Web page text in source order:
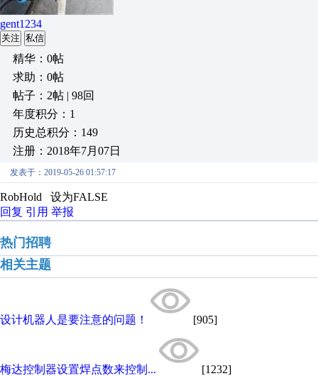
gent1234
关注 私信
精华：0帖
求助：0帖
帖子：2帖 | 98回
年度积分：1
历史总积分：149
注册：2018年7月07日
发表于：2019-05-26 01:57:17
RobHold 设为FALSE
回复 引用 举报
热门招聘
相关主题
设计机器人是要注意的问题！ [905]
梅达控制器设置焊点数来控制... [1232]